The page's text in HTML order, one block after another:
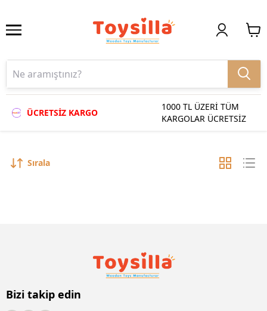
ÜCRETSİZ KARGO
1000 TL ÜZERİ TÜM
KARGOLAR ÜCRETSİZ
Sırala
Bizi takip edin